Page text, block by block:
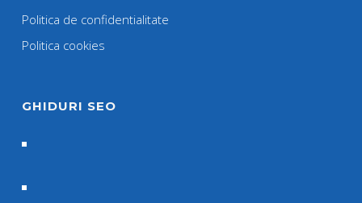
Politica de confidentialitate
Politica cookies
GHIDURI SEO